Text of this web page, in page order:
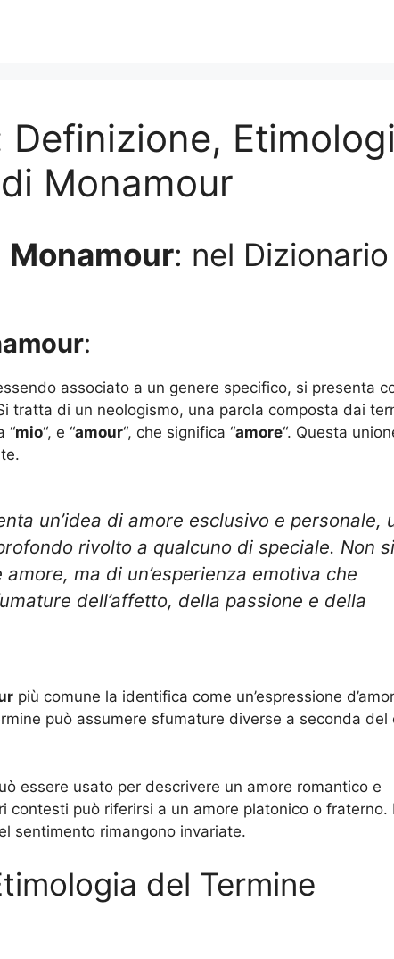
Definizione,
Monamour
Monamour: nel Dizionario
:
associato a un genere specifico, si presenta
tratta di un neologismo, una parola composta dai
“mio“, e “amour“, che significa “amore“. Questa
un’idea di amore esclusivo e personale,
rivolto a qualcuno di speciale. Non si
ma di un’esperienza emotiva che
dell’affetto, della passione e della
più comune la identifica come un’espressione
può assumere sfumature diverse a seconda del
essere usato per descrivere un amore romantico e
contesti può riferirsi a un amore platonico o fraterno.
sentimento rimangono invariate.
del Termine